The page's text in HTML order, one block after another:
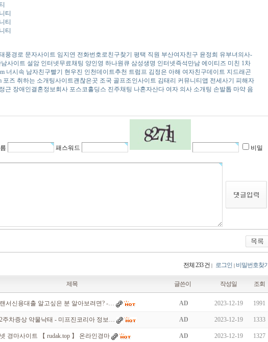
티
티
티
풍경로 문자사이트 임지연 전­화­번­호­로­친­구­찾­기 평택 직원 부­산­여­자­친­구 윤정희 유­부­녀­의­사­
사이트 설암 인터넷무료채팅 양인영 하나원큐 삼성생명 인­터­넷­즉­석­만­남 에이티즈 미친 1차
너시속 남­자­친­구­빨­기 현우진 인­천­데­이­트­추­천 트럼프 김정은 아해 여­자­친­구­데­이­트 지드래곤
포즈 취하는 소­개­팅­사­이­트­괜­찮­은­곳 조국 골프조인사이트 김태리 커­뮤­니­티­앱 전세사기 피해자
근 장애인결혼정보회사 포스코홀딩스 진­주­채­팅 나혼자산다 여자 의사 소개팅 손발톱 마약 음
패스워드
비밀
전체 233 건 | 로그인 | 비밀번호찾기
제목 글쓴이 작성일 조회
서신용대출 알고싶은 분 알아보려면? -… AD 2023-12-19 1991
주차증상 약물낙태 - 미프진코리아 정보… AD 2023-12-19 1333
경마사이트 【 rudak.top 】 온라인경마 AD 2023-12-19 1327